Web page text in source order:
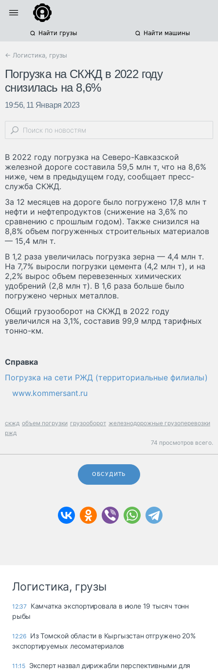
Найти грузы Найти машины
← Логистика, грузы
Погрузка на СКЖД в 2022 году
снизилась на 8,6%
19:56, 11 Января 2023
В 2022 году погрузка на Северо-Кавказской
железной дороге составила 59,5 млн т, что на 8,6%
ниже, чем в предыдущем году, сообщает пресс-
служба СКЖД.
За 12 месяцев на дороге было погружено 17,8 млн т
нефти и нефтепродуктов (снижение на 3,6% по
сравнению с прошлым годом). Также снизился на
8,8% объем погруженных строительных материалов
— 15,4 млн т.
В 1,2 раза увеличилась погрузка зерна — 4,4 млн т.
На 7,7% выросли погрузки цемента (4,2 млн т), и на
2,2% вырос объем перевезенных химических
удобрений (2,8 млн т). В 1,6 раза больше было
погружено черных металлов.
Общий грузооборот на СКЖД в 2022 году
увеличился на 3,1%, составив 99,9 млрд тарифных
тонно-км.
Справка
Погрузка на сети РЖД (территориальные филиалы)
www.kommersant.ru
скжд объем погрузки грузооборот железнодорожные грузоперевозки
ржд
74 просмотров всего.
ОБСУДИТЬ
Логистика, грузы
12:37
Камчатка экспортировала в июле 19 тысяч тонн
рыбы
12:26 Из Томской области в Кыргызстан отгружено 20%
экспортируемых лесоматериалов
11:15 Эксперт назвал дирижабли перспективными для